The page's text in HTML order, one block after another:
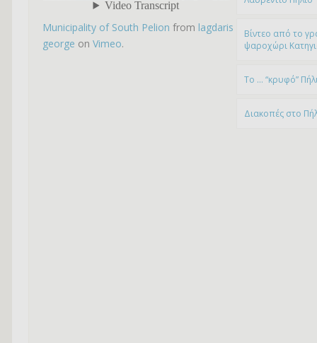
Municipality of South Pelion from lagdaris
george on Vimeo.
Βίντεο από το
ψαροχώρι
To … “κρυφό”
Διακοπές στο